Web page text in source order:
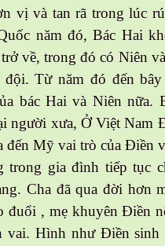
vị và tan rã trong lúc
năm đó, Bác Hai
về, trong đó có Niên
đội. Từ năm đó đến
bác Hai và Niên nữa.
người xưa, Ở Việt Nam
đến Mỹ vai trò của Điền
trong gia đình tiếp tục
Cha đã qua đời hơn
đuổi , mẹ khuyên Điền
vai. Hình như Điền sinh